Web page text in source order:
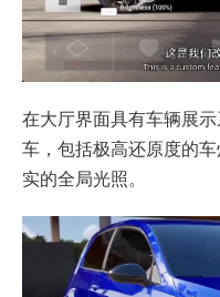
在大厅界面具有车辆展
车，包括极高还原度的
实的全局光照。